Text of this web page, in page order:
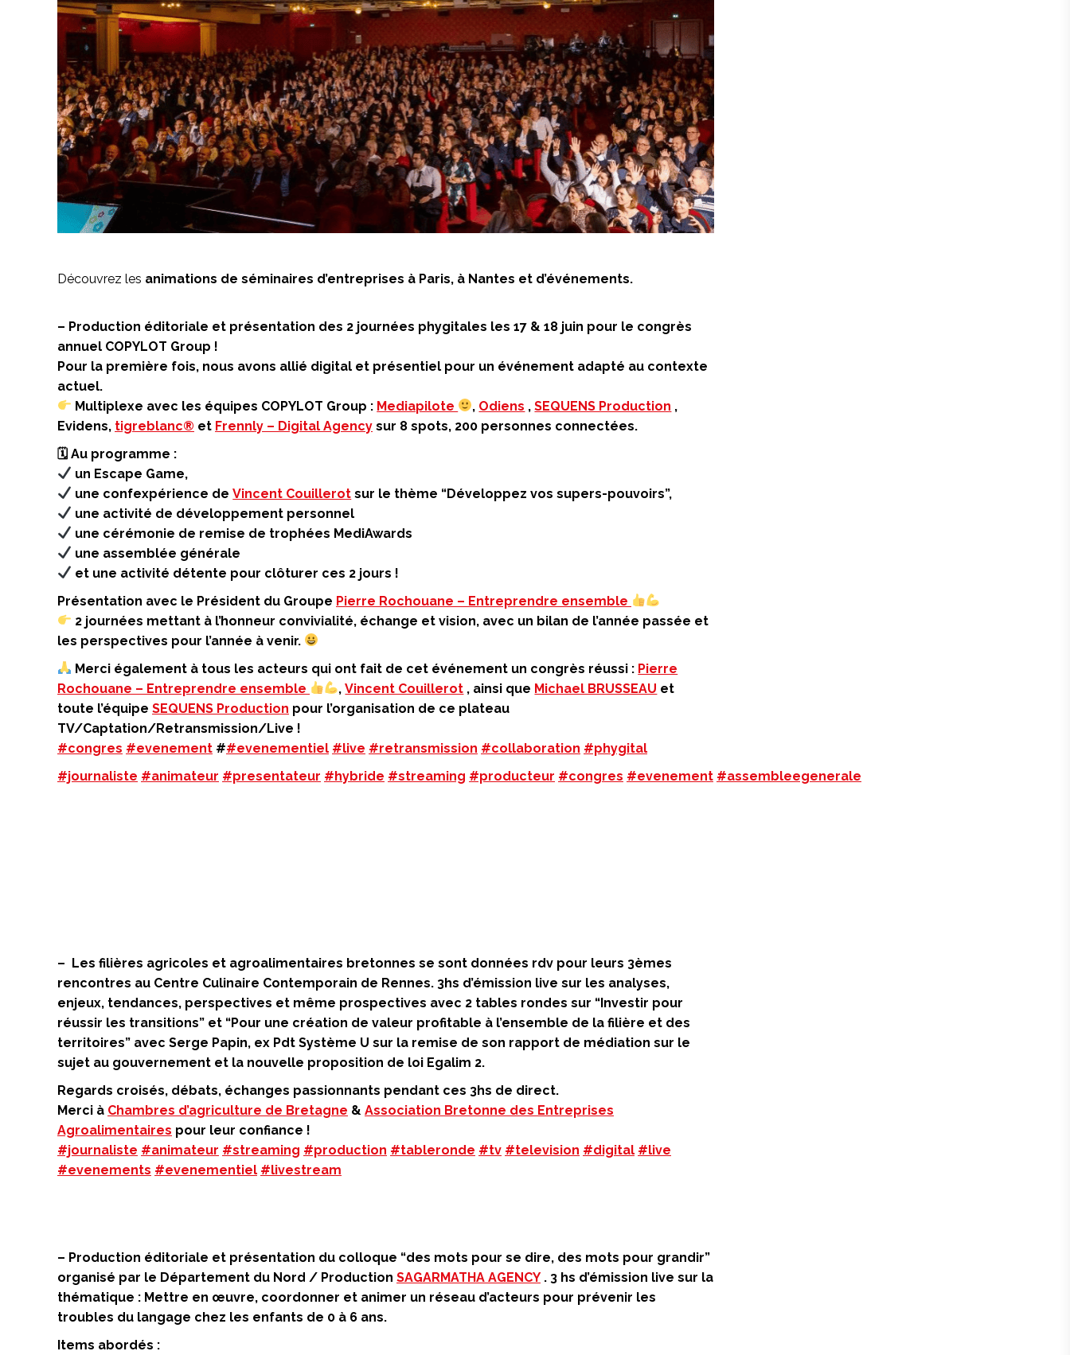
Découvrez les animations de séminaires d’entreprises à Paris, à Nantes et d’événements.
– Production éditoriale et présentation des 2 journées phygitales les 17 & 18 juin pour le congrès
annuel COPYLOT Group !
Pour la première fois, nous avons allié digital et présentiel pour un événement adapté au contexte
actuel.
Multiplexe avec les équipes COPYLOT Group : Mediapilote , Odiens ,SEQUENS Production ,
Evidens, tigreblanc® et Frennly – Digital Agency sur 8 spots, 200 personnes connectées.
🗓 Au programme :
un Escape Game,
une confexpérience deVincent Couillerot sur le thème “Développez vos supers-pouvoirs”,
une activité de développement personnel
une cérémonie de remise de trophées MediAwards
une assemblée générale
et une activité détente pour clôturer ces 2 jours !
Présentation avec le Président du Groupe Pierre Rochouane – Entreprendre ensemble
2 journées mettant à l’honneur convivialité, échange et vision, avec un bilan de l’année passée et
les perspectives pour l’année à venir.
Merci également à tous les acteurs qui ont fait de cet événement un congrès réussi : Pierre
Rochouane – Entreprendre ensemble
,Vincent Couillerot , ainsi que Michael BRUSSEAU et
toute l’équipe SEQUENS Production pour l’organisation de ce plateau
TV/Captation/Retransmission/Live !
#congres #evenement ##evenementiel #live #retransmission #collaboration #phygital
#journaliste #animateur #presentateur #hybride #streaming #producteur #congres #evenement #assembleegenerale
– Les filières agricoles et agroalimentaires bretonnes se sont données rdv pour leurs 3èmes
rencontres au Centre Culinaire Contemporain de Rennes. 3hs d’émission live sur les analyses,
enjeux, tendances, perspectives et même prospectives avec 2 tables rondes sur “Investir pour
réussir les transitions” et “Pour une création de valeur profitable à l’ensemble de la filière et des
territoires” avec Serge Papin, ex Pdt Système U sur la remise de son rapport de médiation sur le
sujet au gouvernement et la nouvelle proposition de loi Egalim 2.
Regards croisés, débats, échanges passionnants pendant ces 3hs de direct.
Merci à Chambres d’agriculture de Bretagne & Association Bretonne des Entreprises
Agroalimentaires pour leur confiance !
#journaliste #animateur #streaming #production #tableronde #tv #television #digital #live
#evenements #evenementiel #livestream
– Production éditoriale et présentation du colloque “des mots pour se dire, des mots pour grandir”
organisé par le Département du Nord / Production SAGARMATHA AGENCY . 3 hs d’émission live sur la
thématique : Mettre en œuvre, coordonner et animer un réseau d’acteurs pour prévenir les
troubles du langage chez les enfants de 0 à 6 ans.
Items abordés :